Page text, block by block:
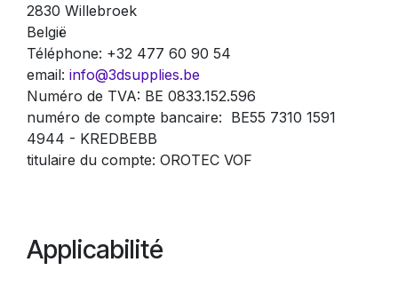
2830 Willebroek
België
Téléphone: +32 477 60 90 54
email: info@3dsupplies.be
Numéro de TVA: BE 0833.152.596
numéro de compte bancaire: BE55 7310 1591
4944 - KREDBEBB
titulaire du compte: OROTEC VOF
Applicabilité